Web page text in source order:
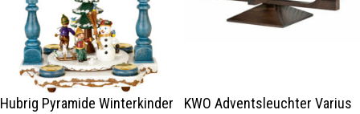
Hubrig Pyramide Winterkinder
KWO Adventsleuchter Varius